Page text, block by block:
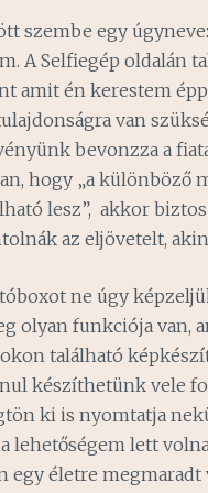
szembe egy
A Selfiegép oldalán
amit én kerestem
van
bevonzza a
hogy „a különböző
lesz”, akkor
az eljövetelt,
ne úgy
olyan funkciója van,
található
készíthetünk vele
ki is nyomtatja
lehetőségem lett
egy életre megmaradt